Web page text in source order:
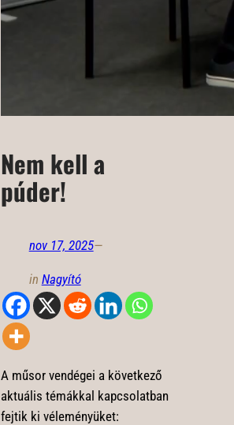
Nem kell a
púder!
nov 17, 2025—
in Nagyító
A műsor vendégei a következő
aktuális témákkal kapcsolatban
fejtik ki véleményüket: